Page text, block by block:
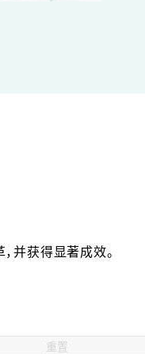
并获得显著成效。
重置